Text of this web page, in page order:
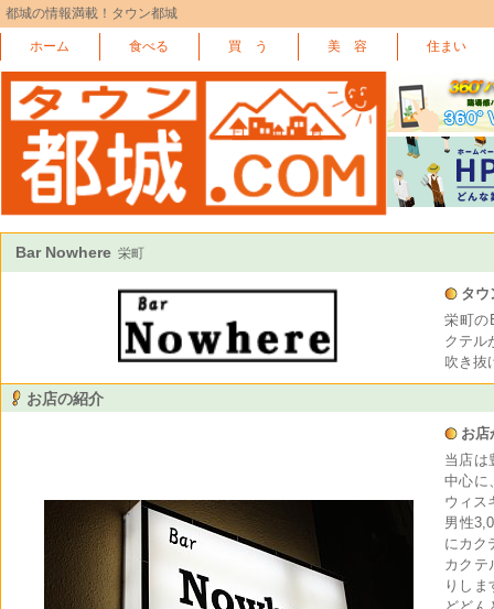
都城の情報満載！タウン都城
ホーム 食べる 買 う 美 容 住まい
Bar Nowhere 栄町
タウ
栄町の
クテル
吹き抜
お店の紹介
お店
当店は
中心に
ウィス
男性
にカク
カクテ
りしま